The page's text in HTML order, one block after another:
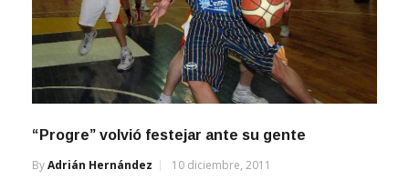
“Progre” volvió festejar ante su gente
ByAdrián Hernández 10 diciembre, 2011